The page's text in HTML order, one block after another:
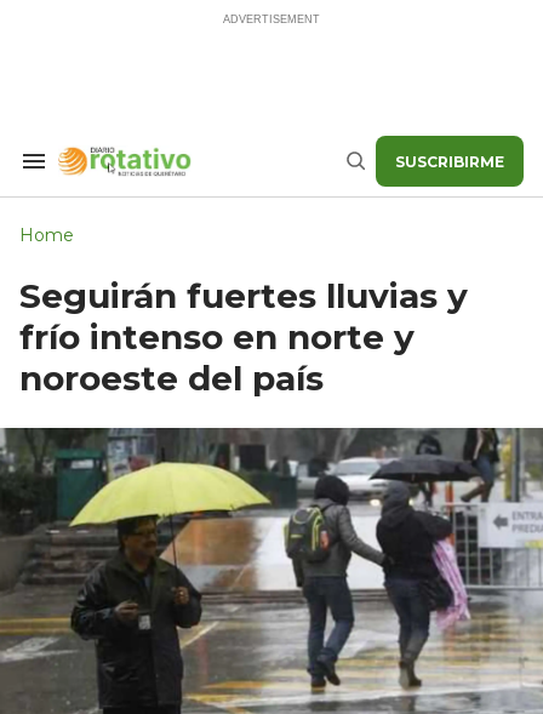
Search
Buscar SUSCRIBIRME
Home
Seguirán fuertes lluvias y
frío intenso en norte y
noroeste del país